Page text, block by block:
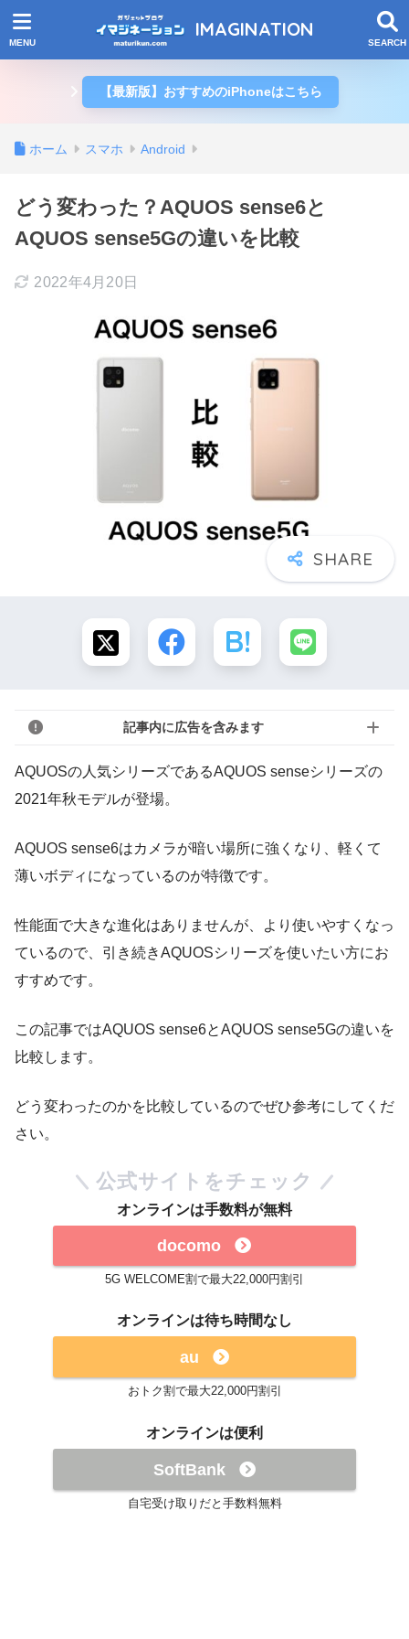
IMAGINATION
【最新版】おすすめのiPhoneはこちら
ホーム スマホ Android
どう変わった？AQUOS sense6と
AQUOS sense5Gの違いを比較
2022年4月20日
記事内に広告を含みます
AQUOSの人気シリーズであるAQUOS senseシリーズの
2021年秋モデルが登場。
AQUOS sense6はカメラが暗い場所に強くなり、軽くて
薄いボディになっているのが特徴です。
性能面で大きな進化はありませんが、より使いやすくなっ
ているので、引き続きAQUOSシリーズを使いたい方にお
すすめです。
この記事ではAQUOS sense6とAQUOS sense5Gの違いを
比較します。
どう変わったのかを比較しているのでぜひ参考にしてくだ
さい。
公式サイトをチェック
オンラインは手数料が無料
docomo
5G WELCOME割で最大22,000円割引
オンラインは待ち時間なし
au
おトク割で最大22,000円割引
オンラインは便利
SoftBank
自宅受け取りだと手数料無料